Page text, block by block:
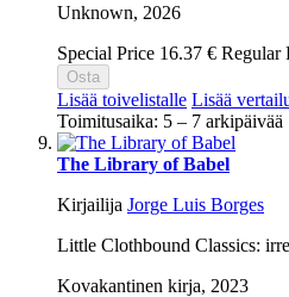
Unknown, 2026
Special Price 16.37 € Regular
Osta
Lisää toivelistalle Lisää
Toimitusaika: 5 – 7 arkipäivää
The Library of Babel
Kirjailija Jorge Luis Borges
Little Clothbound Classics:
Kovakantinen kirja, 2023